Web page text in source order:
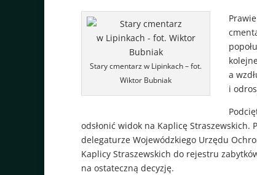
Stary cmentarz w Lipinkach – fot.
Wiktor Bubniak
a
i
odsłonić widok na Kaplicę
delegaturze Wojewódzkiego Urzędu
Kaplicy Straszewskich do rejestru
na ostateczną decyzję.